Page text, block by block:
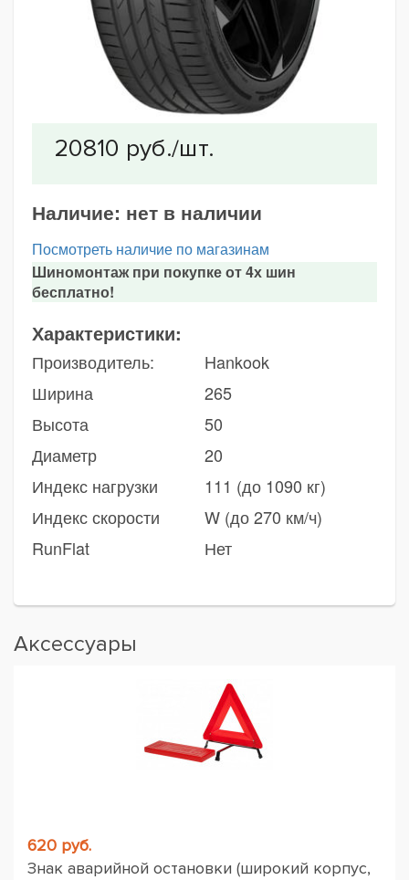
Наличие: нет в наличии
Посмотреть наличие по магазинам
Шиномонтаж при покупке от 4х шин
бесплатно!
Характеристики:
Производитель:
Hankook
Ширина
265
Высота
50
Диаметр
20
Индекс нагрузки
111 (до 1090 кг)
Индекс скорости
W (до 270 км/ч)
RunFlat
Нет
Аксессуары
620 руб.
Знак аварийной остановки (широкий корпус,